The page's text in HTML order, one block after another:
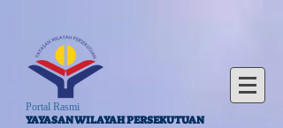
Portal Rasmi
YAYASAN WILAYAH PERSEKUTUAN